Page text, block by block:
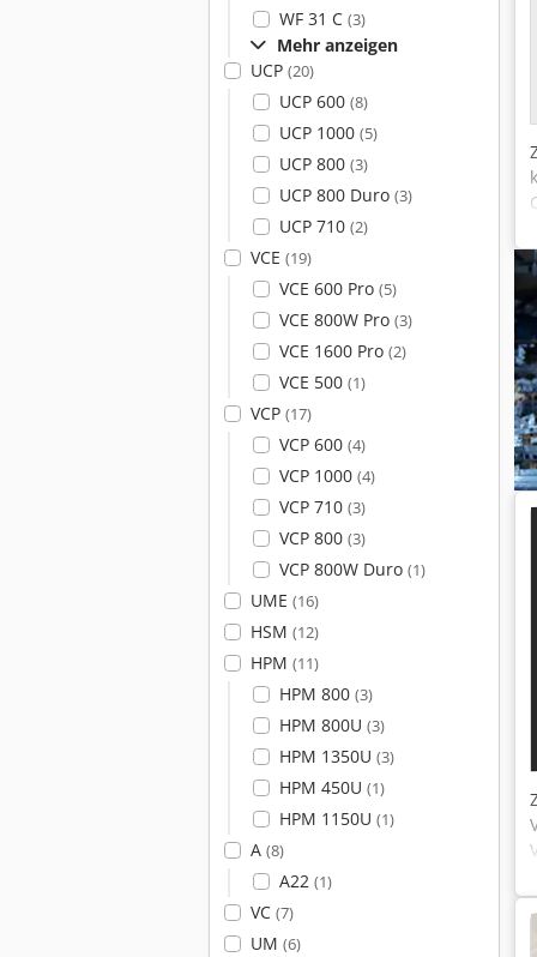
WF 31 C (3)
Mehr anzeigen
UCP (20)
UCP 600 (8)
UCP 1000 (5)
UCP 800 (3)
UCP 800 Duro (3)
UCP 710 (2)
VCE (19)
VCE 600 Pro (5)
VCE 800W Pro (3)
VCE 1600 Pro (2)
VCE 500 (1)
VCP (17)
VCP 600 (4)
VCP 1000 (4)
VCP 710 (3)
VCP 800 (3)
VCP 800W Duro (1)
UME (16)
HSM (12)
HPM (11)
HPM 800 (3)
HPM 800U (3)
HPM 1350U (3)
HPM 450U (1)
HPM 1150U (1)
A (8)
A22 (1)
VC (7)
UM (6)